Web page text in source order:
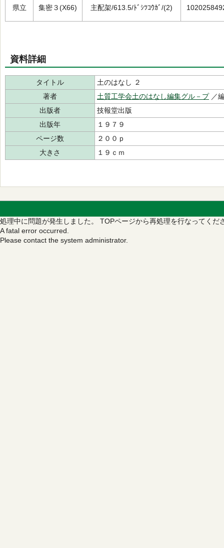
県立 集密３(X66) 主配架/613.5/ﾄﾞｼﾂｺｳｶﾞ/(2)
資料詳細
タイトル
土のはなし ２
著者
土質工学会土のはなし編集グル－プ／
出版者
技報堂出版
出版年
１９７９
ページ数
２００ｐ
大きさ
１９ｃｍ
処理中に問題が発生しました。 TOPページから再処理を行なってくだ
A fatal error occurred.
Please contact the system administrator.